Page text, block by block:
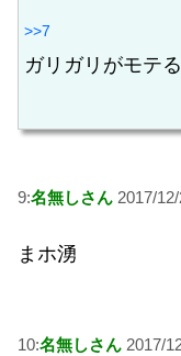
>>7
ガリガリがモテ
9:名無しさん 2017/
まホ湧
10:名無しさん 2017/